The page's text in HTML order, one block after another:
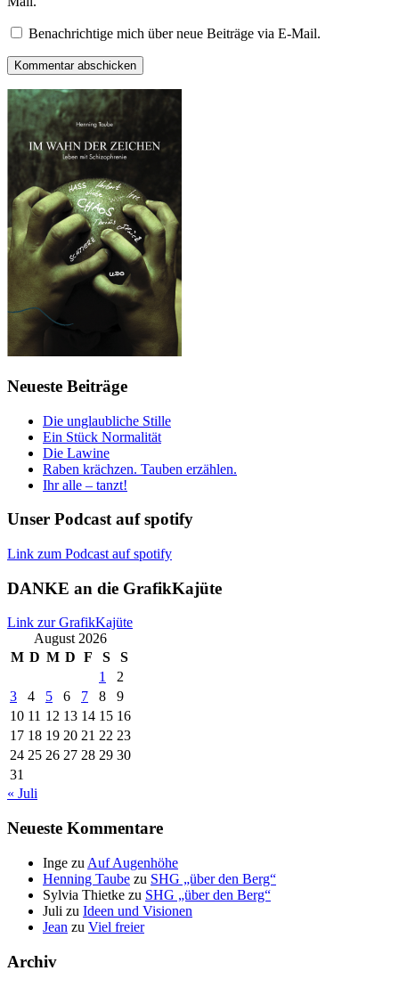
Benachrichtige mich über neue Beiträge via E-Mail.
Neueste Beiträge
Die unglaubliche Stille
Ein Stück Normalität
Die Lawine
Raben krächzen. Tauben erzählen.
Ihr alle – tanzt!
Unser Podcast auf spotify
Link zum Podcast auf spotify
DANKE an die GrafikKajüte
Link zur GrafikKajüte
August 2026
M D M D F S
S
1
2
3
4 5 6 7 8
9
10 11 12 13 14 15 16
17 18 19 20 21 22 23
24 25 26 27 28 29 30
31
« Juli
Neueste Kommentare
Inge zu Auf Augenhöhe
Henning Taube zu SHG „über den Berg“
Sylvia Thietke zu SHG „über den Berg“
Juli zu Ideen und Visionen
Jean zu Viel freier
Archiv